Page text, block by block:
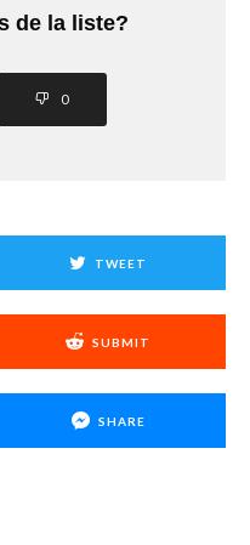
de la liste?
0
TWEET
SUBMIT
SHARE